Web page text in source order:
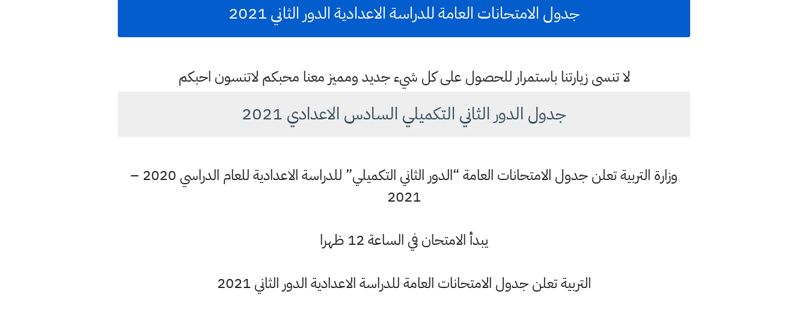
جدول الامتحانات العامة للدراسة الاعدادية الدور الثاني 2021
لا تنسى زيارتنا باستمرار للحصول على كل شيء جديد ومميز معنا محبكم لاتنسون احبكم
جدول الدور الثاني التكميلي السادس الاعدادي 2021
وزارة التربية تعلن جدول الامتحانات العامة “الدور الثاني التكميلي” للدراسة الاعدادية للعام الدراسي 2020 –
2021
يبدأ الامتحان في الساعة 12 ظهرا
التربية تعلن جدول الامتحانات العامة للدراسة الاعدادية الدور الثاني 2021